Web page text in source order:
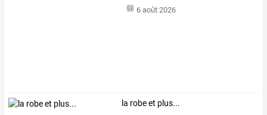
6 août 2026
la robe et plus...